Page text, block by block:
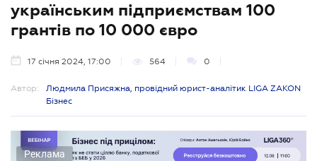
українським підприємствам 100
грантів по 10 000 євро
17 січня 2024, 17:00 564 0
Автор:
Людмила Присяжна, провідний юрист-аналітик LIGA ZAKON
Бізнес
Реклама